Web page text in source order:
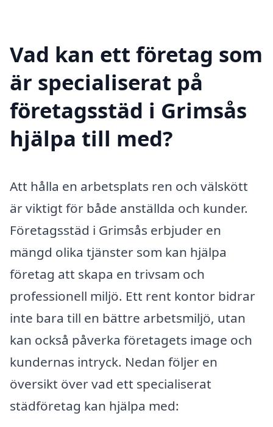
Vad kan ett företag som
är specialiserat på
företagsstäd i Grimsås
hjälpa till med?
Att hålla en arbetsplats ren och välskött
är viktigt för både anställda och kunder.
Företagsstäd i Grimsås erbjuder en
mängd olika tjänster som kan hjälpa
företag att skapa en trivsam och
professionell miljö. Ett rent kontor bidrar
inte bara till en bättre arbetsmiljö, utan
kan också påverka företagets image och
kundernas intryck. Nedan följer en
översikt över vad ett specialiserat
städföretag kan hjälpa med: